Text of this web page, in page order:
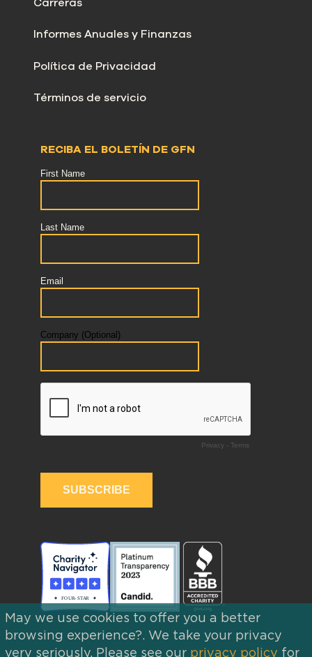
Informes Anuales y Finanzas
Política de Privacidad
Términos de servicio
RECIBA EL BOLETÍN DE GFN
May we use cookies to offer you a better
browsing experience?. We take your privacy
very seriously. Please see our privacy policy for